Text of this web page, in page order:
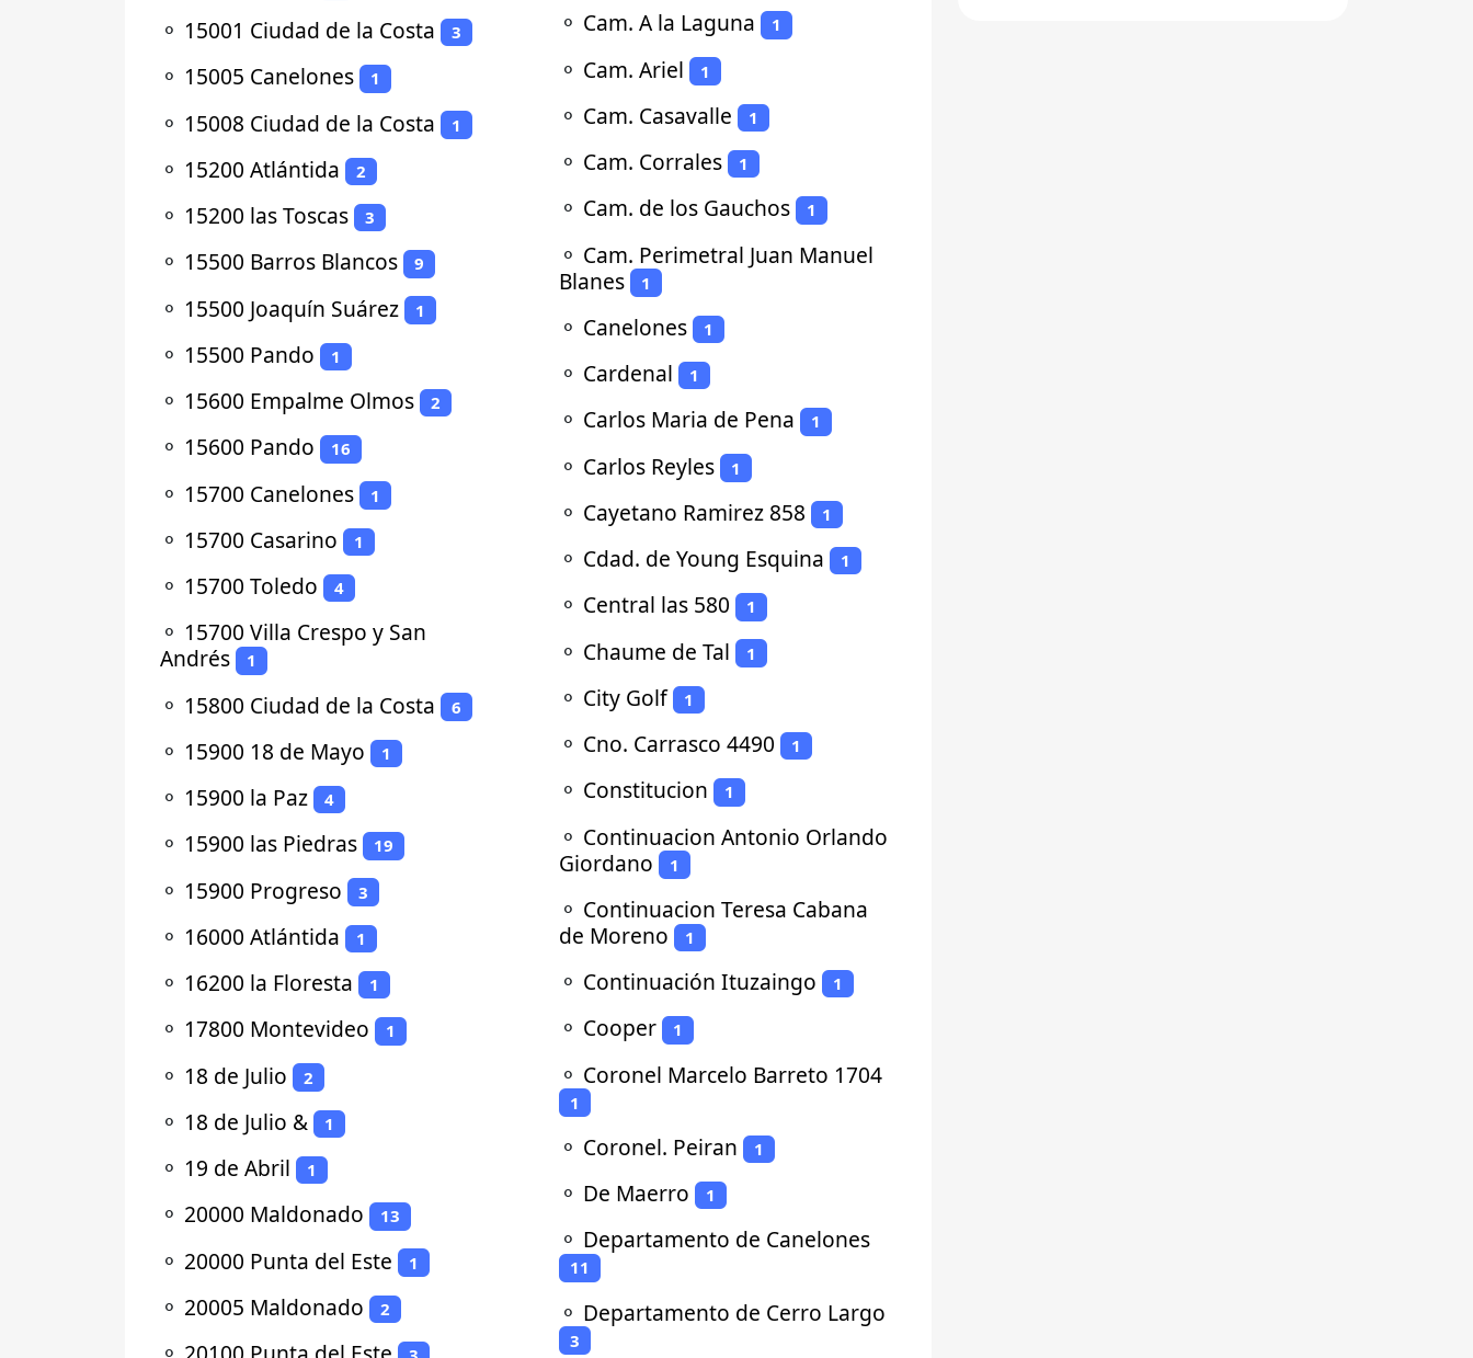
⚬ 15001 Ciudad de la Costa 3
⚬ 15005 Canelones 1
⚬ 15008 Ciudad de la Costa 1
⚬ 15200 Atlántida 2
⚬ 15200 las Toscas 3
⚬ 15500 Barros Blancos 9
⚬ 15500 Joaquín Suárez 1
⚬ 15500 Pando 1
⚬ 15600 Empalme Olmos 2
⚬ 15600 Pando 16
⚬ 15700 Canelones 1
⚬ 15700 Casarino 1
⚬ 15700 Toledo 4
⚬ 15700 Villa Crespo y San
Andrés
1
⚬ 15800 Ciudad de la Costa 6
⚬ 15900 18 de Mayo 1
⚬ 15900 la Paz 4
⚬ 15900 las Piedras 19
⚬ 15900 Progreso 3
⚬ 16000 Atlántida 1
⚬ 16200 la Floresta 1
⚬ 17800 Montevideo 1
⚬ 18 de Julio 2
⚬ 18 de Julio & 1
⚬ 19 de Abril 1
⚬ 20000 Maldonado 13
⚬ 20000 Punta del Este 1
⚬ 20005 Maldonado 2
⚬ Cam. A la Laguna 1
⚬ Cam. Ariel 1
⚬ Cam. Casavalle 1
⚬ Cam. Corrales 1
⚬ Cam. de los Gauchos 1
⚬ Cam. Perimetral Juan Manuel
Blanes
1
⚬ Canelones 1
⚬ Cardenal 1
⚬ Carlos Maria de Pena 1
⚬ Carlos Reyles 1
⚬ Cayetano Ramirez 858 1
⚬ Cdad. de Young Esquina 1
⚬ Central las 580 1
⚬ Chaume de Tal 1
⚬ City Golf 1
⚬ Cno. Carrasco 4490 1
⚬ Constitucion 1
⚬ Continuacion Antonio Orlando
Giordano
1
⚬ Continuacion Teresa Cabana
de Moreno
1
⚬ Continuación Ituzaingo 1
⚬ Cooper 1
⚬ Coronel Marcelo Barreto 1704
1
⚬ Coronel. Peiran 1
⚬ De Maerro 1
⚬ Departamento de Canelones
11
⚬ Departamento de Cerro Largo
3